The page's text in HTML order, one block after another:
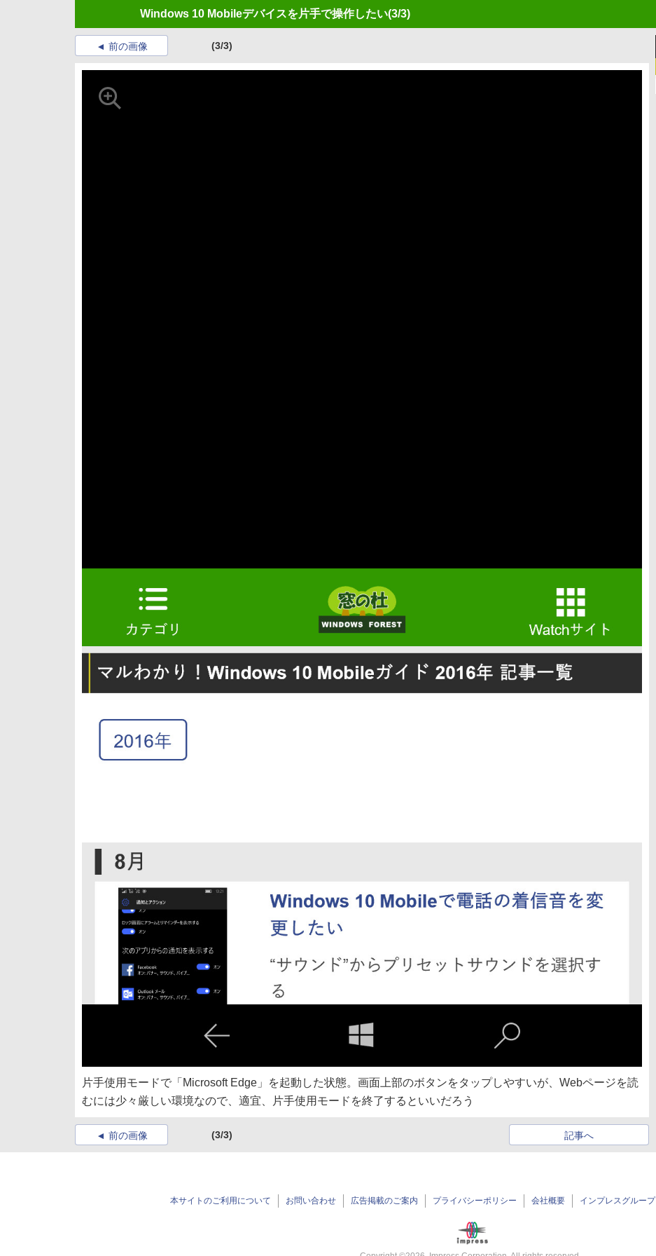
Windows 10 Mobileデバイスを片手で操作したい(3/3)
前の画像 (3/3)
片手使用モードで「Microsoft Edge」を起動した状態。画面上部のボタンをタップしやすいが、Webページを読
むには少々厳しい環境なので、適宜、片手使用モードを終了するといいだろう
前の画像 (3/3) 記事へ
本サイトのご利用について お問い合わせ 広告掲載のご案内 プライバシーポリシー 会社概要 インプレスグループ